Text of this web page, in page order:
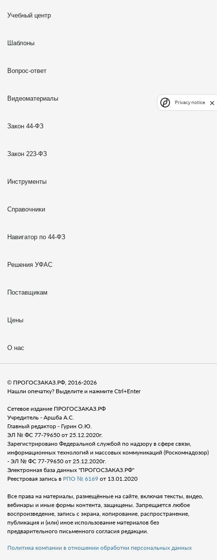
Учебный центр
Шаблоны
Вопрос-ответ
Видеоматериалы
Закон 44-ФЗ
Закон 223-ФЗ
Инструменты
Справочники
Навигатор по 44-ФЗ
Решения УФАС
Поставщикам
Цены
О нас
© ПРОГОСЗАКАЗ.РФ, 2016-2026
Нашли опечатку? Выделите и нажмите Ctrl+Enter
Сетевое издание ПРОГОСЗАКАЗ.РФ
Учредитель - Аршба А.С.
Главный редактор - Гурин О.Ю.
ЭЛ № ФС 77-79650 от 25.12.2020г.
Зарегистрировано Федеральной службой по надзору в сфере связи,
информационных технологий и массовых коммуникаций (Роскомнадозор)
- ЭЛ № ФС 77-79650 от 25.12.2020г.
Электронная база данных "ПРОГОСЗАКАЗ.РФ"
Реестровая запись в РПО № 6169 от 13.01.2020
Все права на материалы, размещённые на сайте, включая тексты, видео,
вебинары и иные формы контента, защищены. Запрещается любое
воспроизведение, запись с экрана, копирование, распространение,
публикация и (или) иное использование материалов без
предварительного письменного согласия редакции.
Политика компании в отношении обработки персональных данных
Privacy notice